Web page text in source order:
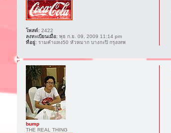
โพสต์: 2422
ลงทะเบียนเมื่อ: พุธ ก.ย. 09, 2009 11:14 pm
ที่อยู่: รามคำแหง50 หัวหมาก บางกะปิ กรุงเทพ
bump
THE REAL THING